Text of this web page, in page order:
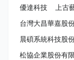
優達科技 上古
台灣大昌華嘉股
晨碩系統科技股
松協企業股份有